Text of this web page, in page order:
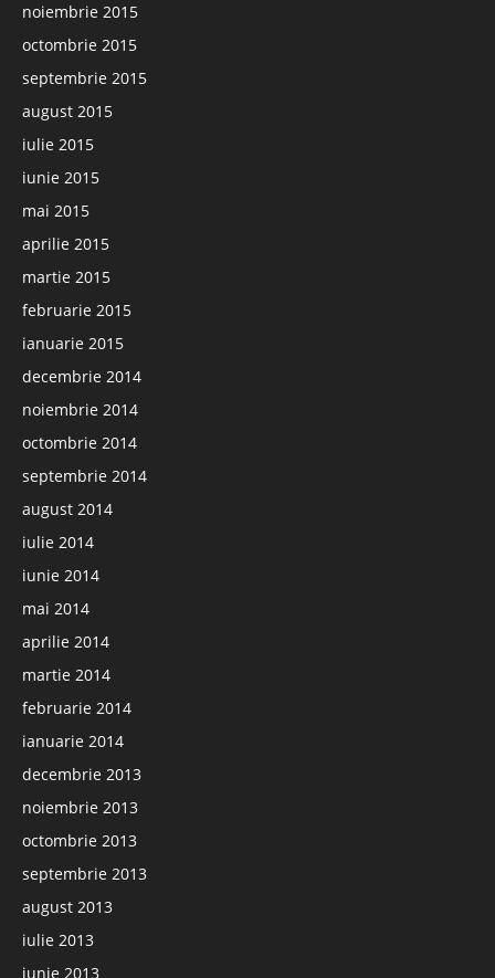
noiembrie 2015
octombrie 2015
septembrie 2015
august 2015
iulie 2015
iunie 2015
mai 2015
aprilie 2015
martie 2015
februarie 2015
ianuarie 2015
decembrie 2014
noiembrie 2014
octombrie 2014
septembrie 2014
august 2014
iulie 2014
iunie 2014
mai 2014
aprilie 2014
martie 2014
februarie 2014
ianuarie 2014
decembrie 2013
noiembrie 2013
octombrie 2013
septembrie 2013
august 2013
iulie 2013
iunie 2013